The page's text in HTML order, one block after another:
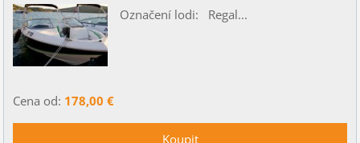
Označení lodi: Regal...
Cena od: 178,00 €